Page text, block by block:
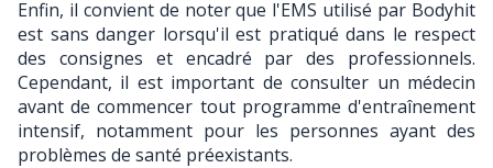
Enfin, il convient de noter que l'EMS utilisé par Bodyhit
est sans danger lorsqu'il est pratiqué dans le respect
des consignes et encadré par des professionnels.
Cependant, il est important de consulter un médecin
avant de commencer tout programme d'entraînement
intensif, notamment pour les personnes ayant des
problèmes de santé préexistants.